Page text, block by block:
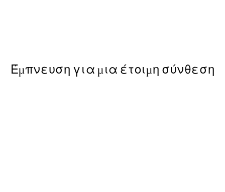
Έμπνευση για μια έτοιμη σύνθεση